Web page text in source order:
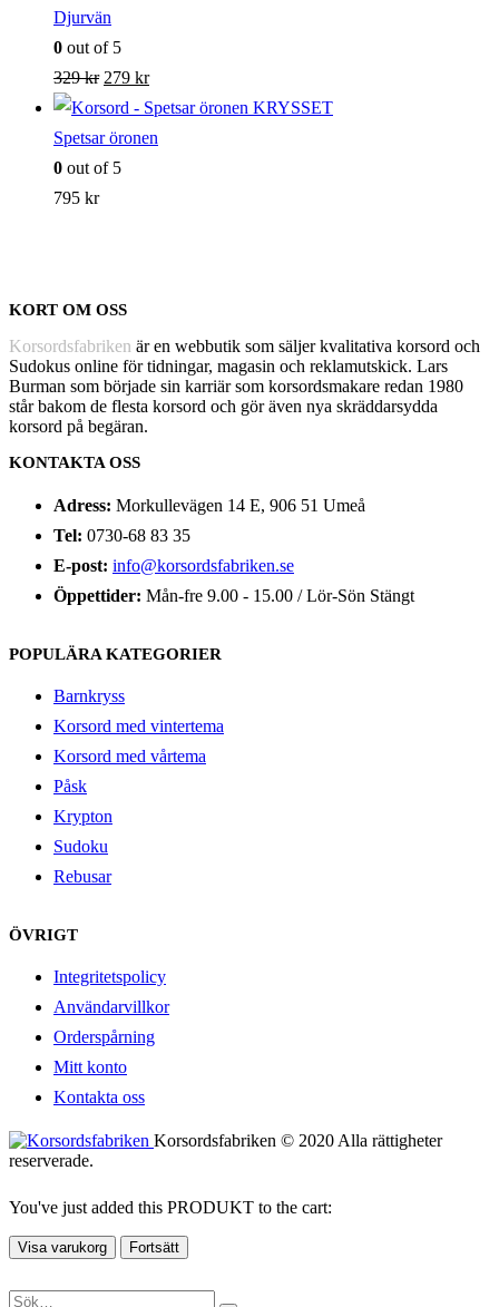
Djurvän
0 out of 5
329kr Det
ursprungliga
priset
var:
279 krDet
nuvarande
priset
Spetsar öronen
0 out of 5
795 kr
KORT OM OSS
Korsordsfabriken är en webbutik som säljer kvalitativa korsord och
Sudokus online för tidningar, magasin och reklamutskick. Lars
Burman som började sin karriär som korsordsmakare redan 1980
står bakom de flesta korsord och gör även nya skräddarsydda
korsord på begäran.
KONTAKTA OSS
Adress: Morkullevägen 14 E, 906 51 Umeå
Tel: 0730-68 83 35
E-post: info@korsordsfabriken.se
Öppettider: Mån-fre 9.00 - 15.00 / Lör-Sön Stängt
POPULÄRA KATEGORIER
Barnkryss
Korsord med vintertema
Korsord med vårtema
Påsk
Krypton
Sudoku
Rebusar
ÖVRIGT
Integritetspolicy
Användarvillkor
Orderspårning
Mitt konto
Kontakta oss
Korsordsfabriken © 2020 Alla rättigheter
reserverade.
You've just added this PRODUKT to the cart:
Visa varukorg Fortsätt